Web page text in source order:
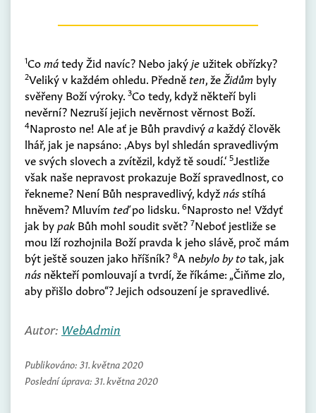
1Comátedy Žid navíc? Nebo jakýje užitek obřízky?
2Veliký v každém ohledu. Předně ten, žeŽidům byly
svěřeny Boží výroky. 3Co tedy, když někteří byli
nevěrní? Nezruší jejich nevěrnost věrnost Boží.
4Naprosto ne! Ale ať je Bůh pravdivýa každý člověk
lhář, jak je napsáno: ‚Abys byl shledán spravedlivým
ve svých slovech a zvítězil, když tě soudí.‘ 5Jestliže
však naše nepravost prokazuje Boží spravedlnost, co
řekneme? Není Bůh nespravedlivý, kdyžnásstíhá
hněvem? Mluvím teďpo lidsku. 6Naprosto ne! Vždyť
jak bypakBůh mohl soudit svět? 7Neboť jestliže se
mou lží rozhojnila Boží pravda k jeho slávě, proč mám
být ještě souzen jako hříšník? 8A nebylo by totak, jak
nás někteří pomlouvají a tvrdí, že říkáme: „Čiňme zlo,
aby přišlo dobro“? Jejich odsouzení je spravedlivé.
Autor: WebAdmin
Publikováno: 31. května 2020
Poslední úprava: 31. května 2020